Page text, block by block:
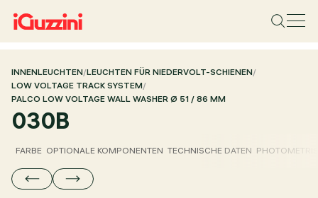
INNENLEUCHTEN/LEUCHTEN FÜR NIEDERVOLT-SCHIENEN/
LOW VOLTAGE TRACK SYSTEM/
PALCO LOW VOLTAGE WALL WASHER Ø 51 / 86 MM
030B
FARBE OPTIONALE KOMPONENTEN TECHNISCHE DATEN